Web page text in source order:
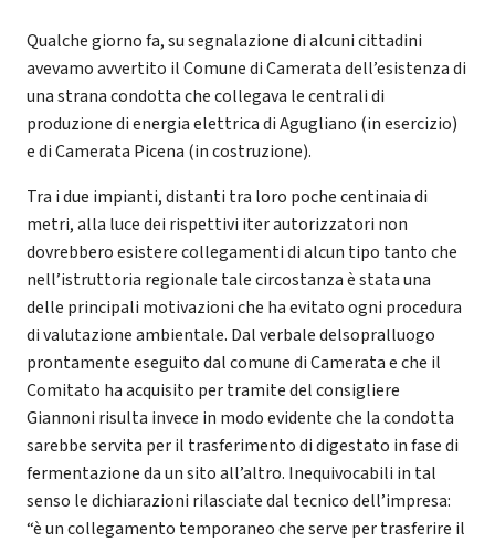
Qualche giorno fa, su segnalazione di alcuni cittadini
avevamo avvertito il Comune di Camerata dell’esistenza di
una strana condotta che collegava le centrali di
produzione di energia elettrica di Agugliano (in esercizio)
e di Camerata Picena (in costruzione).
Tra i due impianti, distanti tra loro poche centinaia di
metri, alla luce dei rispettivi iter autorizzatori non
dovrebbero esistere collegamenti di alcun tipo tanto che
nell’istruttoria regionale tale circostanza è stata una
delle principali motivazioni che ha evitato ogni procedura
di valutazione ambientale. Dal verbale delsopralluogo
prontamente eseguito dal comune di Camerata e che il
Comitato ha acquisito per tramite del consigliere
Giannoni risulta invece in modo evidente che la condotta
sarebbe servita per il trasferimento di digestato in fase di
fermentazione da un sito all’altro. Inequivocabili in tal
senso le dichiarazioni rilasciate dal tecnico dell’impresa:
“è un collegamento temporaneo che serve per trasferire il